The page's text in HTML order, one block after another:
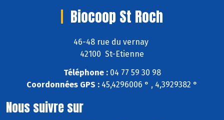
Biocoop St Roch
46-48 rue du vernay
42100 St-Etienne
Téléphone :04 77 59 30 98
Coordonnées GPS : 45,4296006 ° , 4,3929382 °
Nous suivre sur